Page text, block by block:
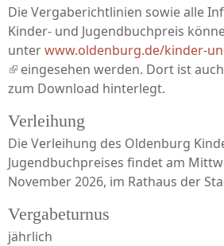
Die Vergaberichtlinien sowie alle
Kinder- und Jugendbuchpreis
unterwww.oldenburg.de/kinder-
(link is external)
eingesehen werden. Dort ist
zum Download hinterlegt.
Verleihung
Die Verleihung des Oldenburg
Jugendbuchpreises findet am
November 2026, im Rathaus der
Vergabeturnus
jährlich